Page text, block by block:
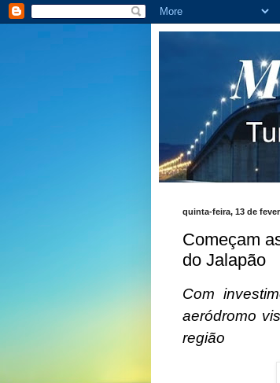
quinta-feira, 13 de
Começam
do Jalapão
Com
aeródromo
região